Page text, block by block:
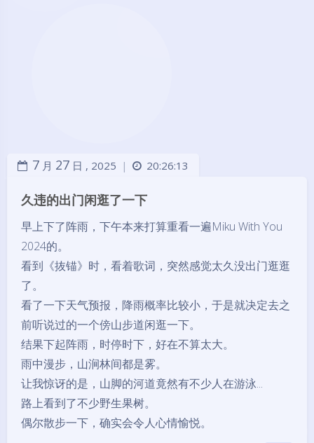
7 月 27 日 , 2025 | 20:26:13
久违的出门闲逛了一下
早上下了阵雨，下午本来打算重看一遍Miku With You
2024的。
看到《抜锚》时，看着歌词，突然感觉太久没出门逛逛
了。
看了一下天气预报，降雨概率比较小，于是就决定去之
前听说过的一个傍山步道闲逛一下。
结果下起阵雨，时停时下，好在不算太大。
雨中漫步，山涧林间都是雾。
让我惊讶的是，山脚的河道竟然有不少人在游泳...
路上看到了不少野生果树。
偶尔散步一下，确实会令人心情愉悦。